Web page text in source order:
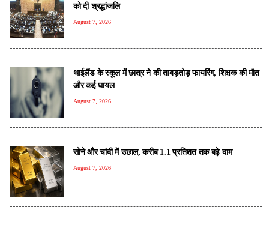
को दी श्रद्धांजलि
August 7, 2026
थाईलैंड के स्कूल में छात्र ने की ताबड़तोड़ फायरिंग, शिक्षक की मौत
और कई घायल
August 7, 2026
सोने और चांदी में उछाल, करीब 1.1 प्रतिशत तक बढ़े दाम
August 7, 2026